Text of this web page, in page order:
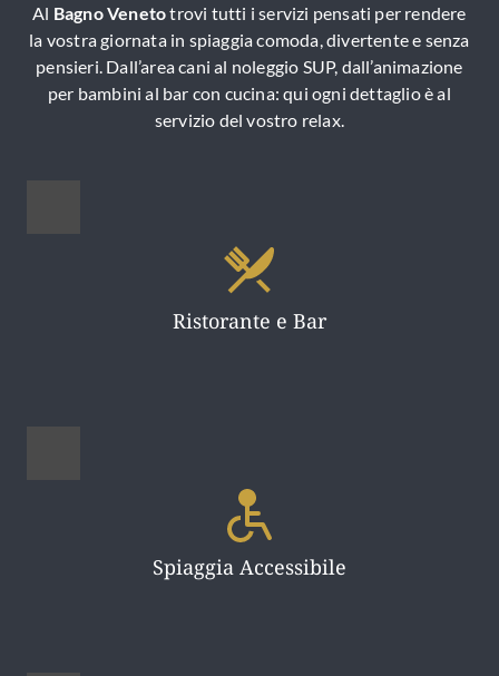
Al Bagno Venetotrovi tutti i servizi pensati per rendere
la vostra giornata in spiaggia comoda, divertente e senza
pensieri. Dall’area cani al noleggio SUP, dall’animazione
per bambini al bar con cucina: qui ogni dettaglio è al
servizio del vostro relax.
Ristorante e Bar
Spiaggia Accessibile